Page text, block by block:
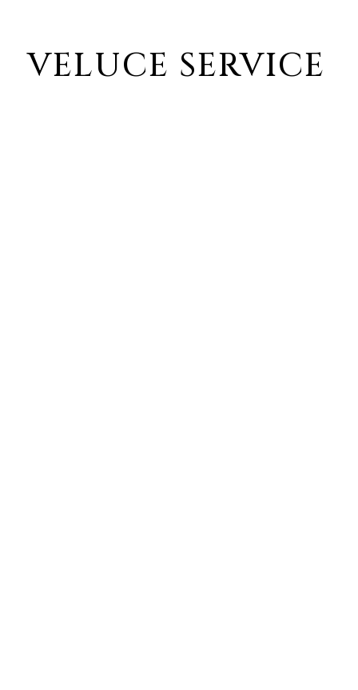
VELUCE SERVICE